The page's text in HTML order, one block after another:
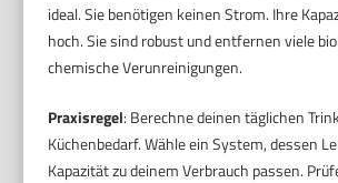
ideal. Sie benötigen keinen Strom. Ihre
hoch. Sie sind robust und entfernen viele
chemische Verunreinigungen.
Praxisregel: Berechne deinen täglichen
Küchenbedarf. Wähle ein System, dessen
Kapazität zu deinem Verbrauch passen.